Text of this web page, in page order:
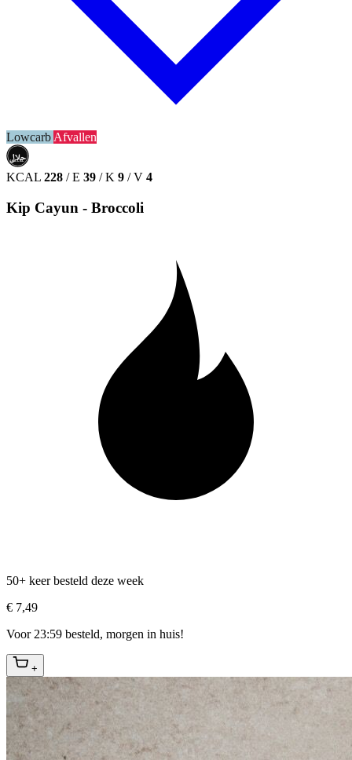
LowcarbAfvallen
حلال
HALAL
KCAL 228 / E 39 / K 9 / V 4
Kip Cayun - Broccoli
50+ keer besteld deze week
€ 7,49
Voor 23:59 besteld, morgen in huis!
+